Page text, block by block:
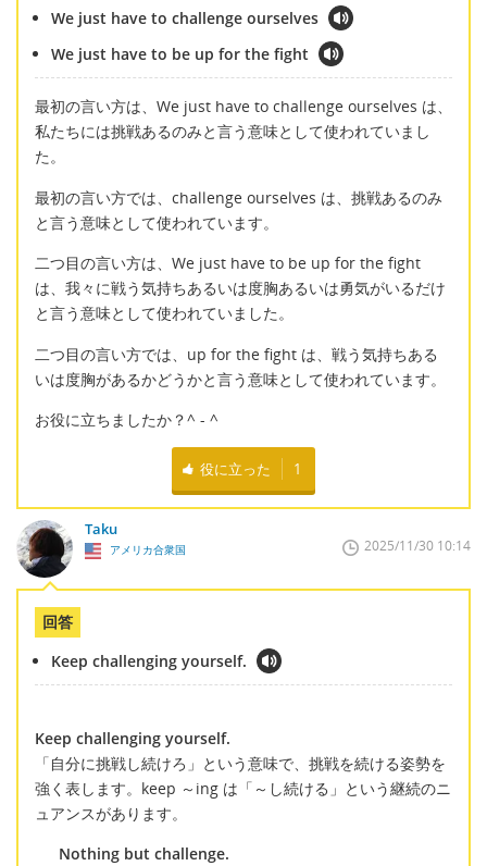
We just have to challenge ourselves
We just have to be up for the fight
最初の言い方は、We just have to challenge ourselves は、
私たちには挑戦あるのみと言う意味として使われていまし
た。
最初の言い方では、challenge ourselves は、挑戦あるのみ
と言う意味として使われています。
二つ目の言い方は、We just have to be up for the fight
は、我々に戦う気持ちあるいは度胸あるいは勇気がいるだけ
と言う意味として使われていました。
二つ目の言い方では、up for the fight は、戦う気持ちある
いは度胸があるかどうかと言う意味として使われています。
お役に立ちましたか？^ - ^
役に立った 1
Taku
アメリカ合衆国 2025/11/30 10:14
回答
Keep challenging yourself.
Keep challenging yourself.
「自分に挑戦し続けろ」という意味で、挑戦を続ける姿勢を
強く表します。keep ～ing は「～し続ける」という継続のニ
ュアンスがあります。
Nothing but challenge.